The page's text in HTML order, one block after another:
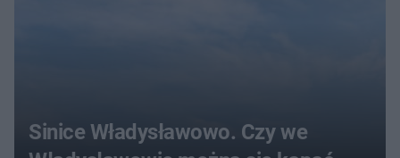
Sinice Władysławowo. Czy we